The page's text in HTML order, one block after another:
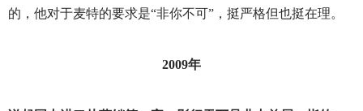
的，他对于麦特的要求是“非你不可”，挺严格但也挺在理。
2009年